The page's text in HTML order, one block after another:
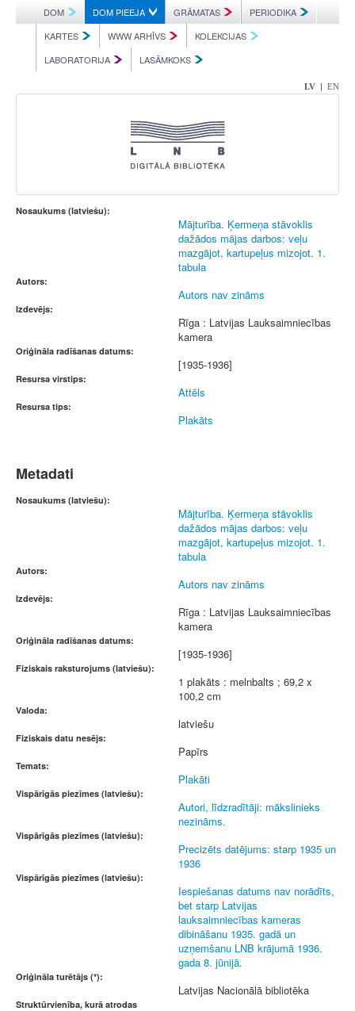
DOM DOM PIEEJA GRĀMATAS
PERIODIKA
KARTES
WWW ARHĪVS
KOLEKCIJAS
LABORATORIJA
LASĀMKOKS
LV | EN
Nosaukums (latviešu):
Mājturība. Ķermeņa stāvoklis
dažādos mājas darbos: veļu
mazgājot, kartupeļus mizojot. 1.
tabula
Autors:
Autors nav zināms
Izdevējs:
Rīga : Latvijas Lauksaimniecības
kamera
Oriģināla radīšanas datums:
[1935-1936]
Resursa virstips:
Attēls
Resursa tips:
Plakāts
Metadati
Nosaukums (latviešu):
Mājturība. Ķermeņa stāvoklis
dažādos mājas darbos: veļu
mazgājot, kartupeļus mizojot. 1.
tabula
Autors:
Autors nav zināms
Izdevējs:
Rīga : Latvijas Lauksaimniecības
kamera
Oriģināla radīšanas datums:
[1935-1936]
Fiziskais raksturojums (latviešu):
1 plakāts : melnbalts ; 69,2 x
100,2 cm
Valoda:
latviešu
Fiziskais datu nesējs:
Papīrs
Temats:
Plakāti
Vispārīgās piezīmes (latviešu):
Autori, līdzradītāji: mākslinieks
nezināms.
Vispārīgās piezīmes (latviešu):
Precizēts datējums: starp 1935 un
1936
Vispārīgās piezīmes (latviešu):
Iespiešanas datums nav norādīts,
bet starp Latvijas
lauksaimniecības kameras
dibināšanu 1935. gadā un
uzņemšanu LNB krājumā 1936.
gada 8. jūnijā.
Oriģināla turētājs (*):
Latvijas Nacionālā bibliotēka
Struktūrvienība, kurā atrodas